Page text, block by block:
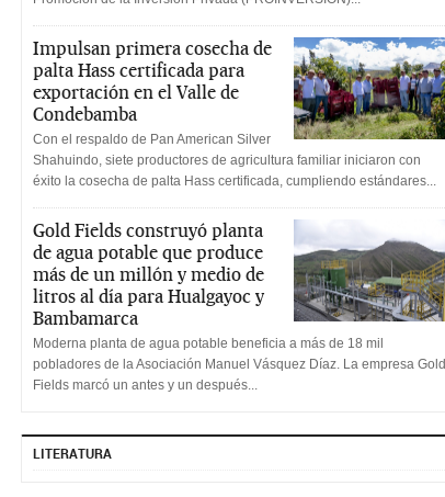
Impulsan primera cosecha de
palta Hass certificada para
exportación en el Valle de
Condebamba
Con el respaldo de Pan American Silver
Shahuindo, siete productores de agricultura familiar iniciaron con
éxito la cosecha de palta Hass certificada, cumpliendo estándares...
Gold Fields construyó planta
de agua potable que produce
más de un millón y medio de
litros al día para Hualgayoc y
Bambamarca
Moderna planta de agua potable beneficia a más de 18 mil
pobladores de la Asociación Manuel Vásquez Díaz. La empresa Gold
Fields marcó un antes y un después...
LITERATURA